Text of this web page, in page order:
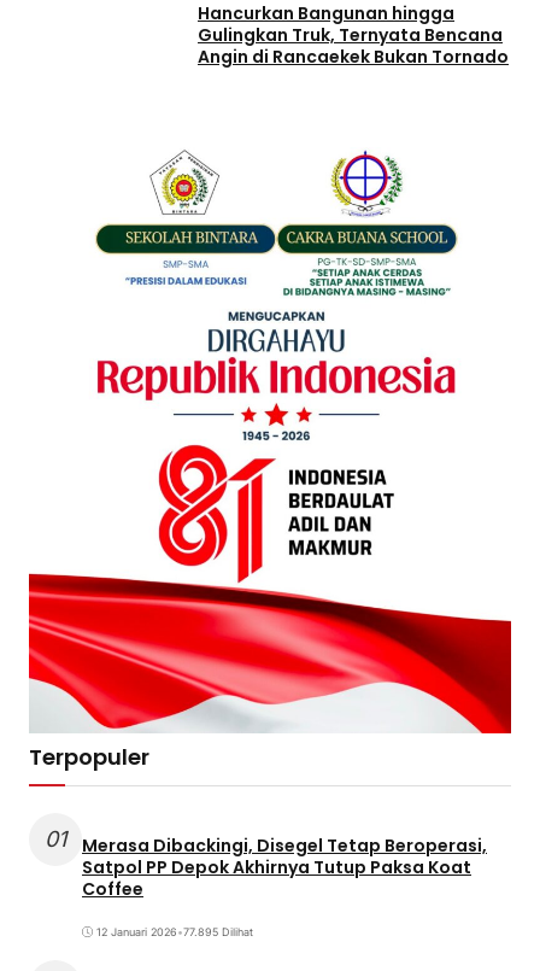
Hancurkan Bangunan hingga
Gulingkan Truk, Ternyata Bencana
Angin di Rancaekek Bukan Tornado
Terpopuler
01
Merasa Dibackingi, Disegel Tetap Beroperasi,
Satpol PP Depok Akhirnya Tutup Paksa Koat
Coffee
12 Januari 2026•77.895 Dilihat